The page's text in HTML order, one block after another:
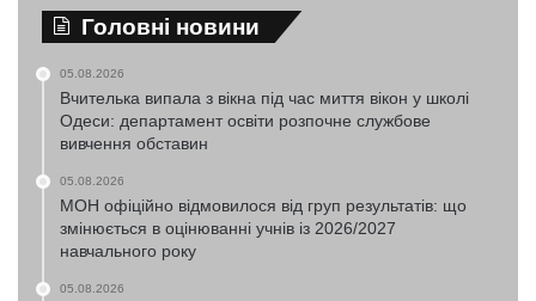
Головні новини
05.08.2026
Вчителька випала з вікна під час миття вікон у школі
Одеси: департамент освіти розпочне службове
вивчення обставин
05.08.2026
МОН офіційно відмовилося від груп результатів: що
змінюється в оцінюванні учнів із 2026/2027
навчального року
05.08.2026